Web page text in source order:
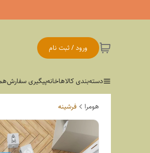
ورود / ثبت نام
دسته‌بندی کالاهاخانهپیگیری سفارش
هومرا فرشینه